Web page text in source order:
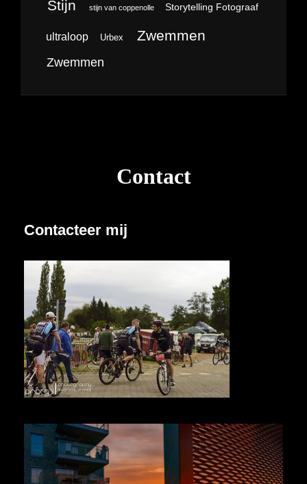
Stijn stijn van coppenolle Storytelling Fotograaf
ultraloop Urbex Zwemmen
Zwemmen
Contact
Contacteer mij